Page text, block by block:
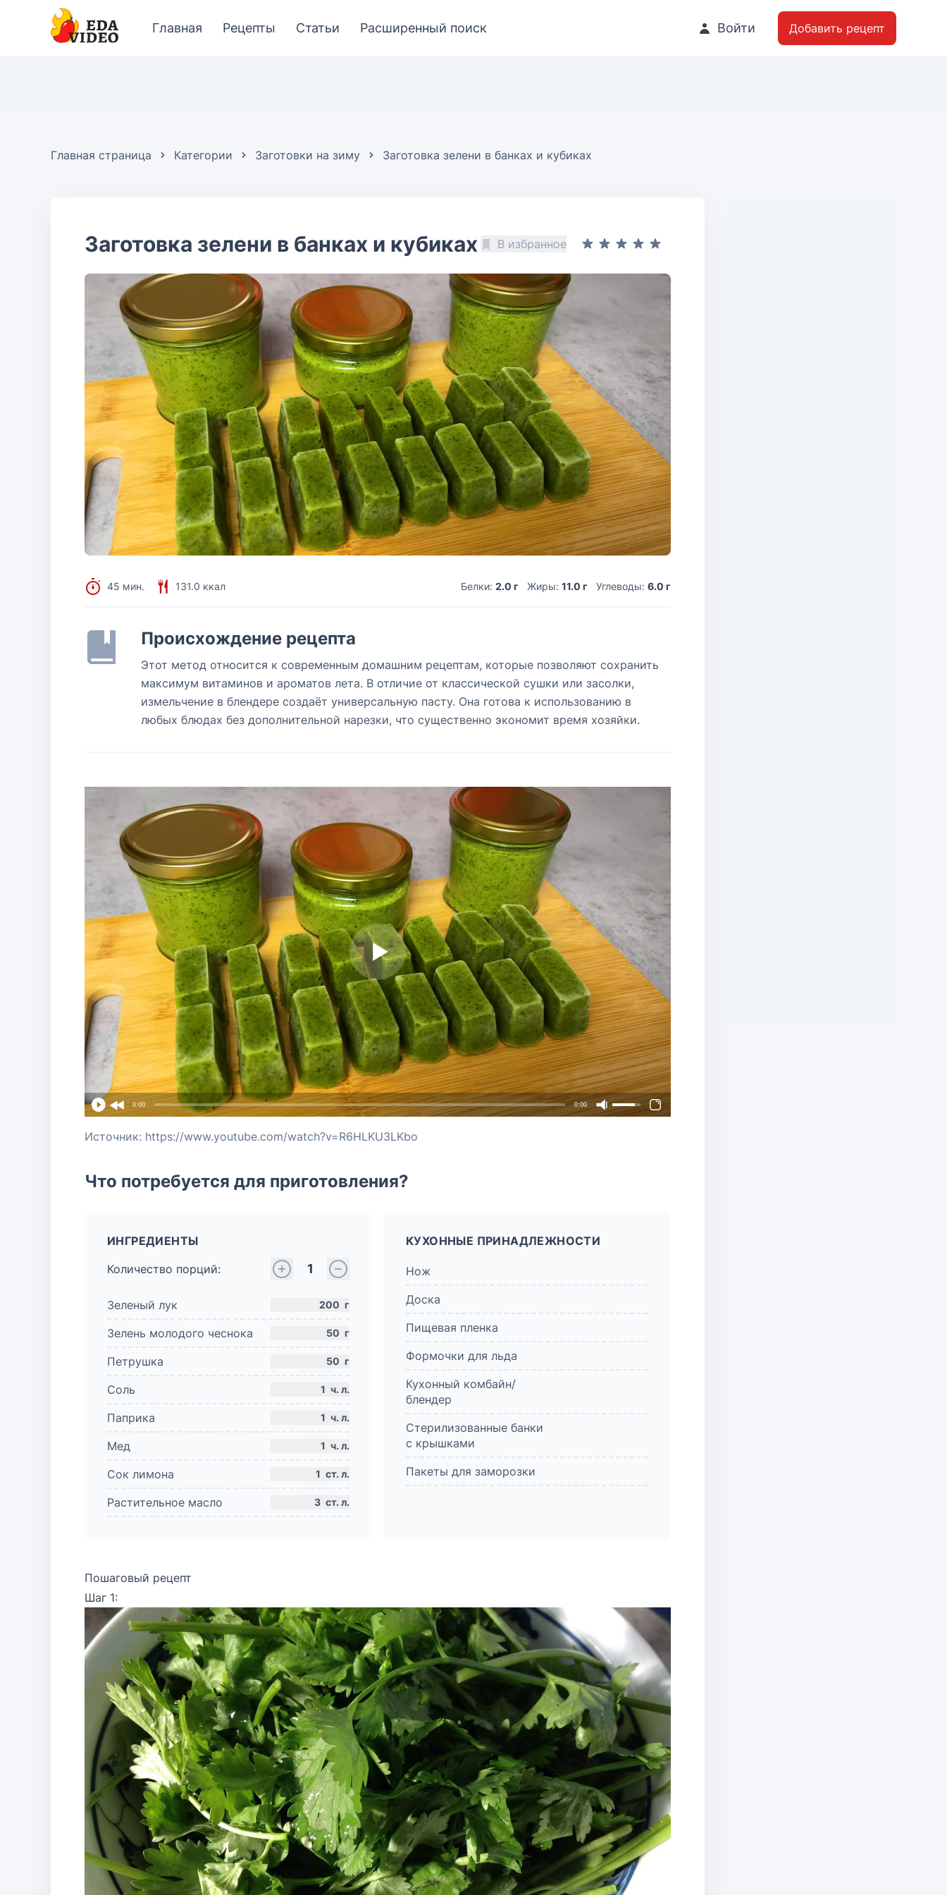
Главная Рецепты Статьи Расширенный поиск Войти Добавить рецепт
Главная страница Категории Заготовки на зиму Заготовка зелени в банках и кубиках
Заготовка зелени в банках и кубиках В избранное
45 мин. 131.0 ккал Белки: 2.0 г Жиры: 11.0 г Углеводы: 6.0 г
Происхождение рецепта
Этот метод относится к современным домашним рецептам, которые позволяют сохранить
максимум витаминов и ароматов лета. В отличие от классической сушки или засолки,
измельчение в блендере создаёт универсальную пасту. Она готова к использованию в
любых блюдах без дополнительной нарезки, что существенно экономит время хозяйки.
0:00 0:00
Источник: https://www.youtube.com/watch?v=R6HLKU3LKbo
Что потребуется для приготовления?
ИНГРЕДИЕНТЫ
Количество порций:
1
Зеленый лук 200 г
Зелень молодого чеснока 50 г
Петрушка 50 г
Соль 1 ч. л.
Паприка 1 ч. л.
Мед 1 ч. л.
Сок лимона 1 ст. л.
Растительное масло 3 ст. л.
КУХОННЫЕ ПРИНАДЛЕЖНОСТИ
Нож
Доска
Пищевая пленка
Формочки для льда
Кухонный комбайн/
блендер
Стерилизованные банки
с крышками
Пакеты для заморозки
Пошаговый рецепт
Шаг 1: